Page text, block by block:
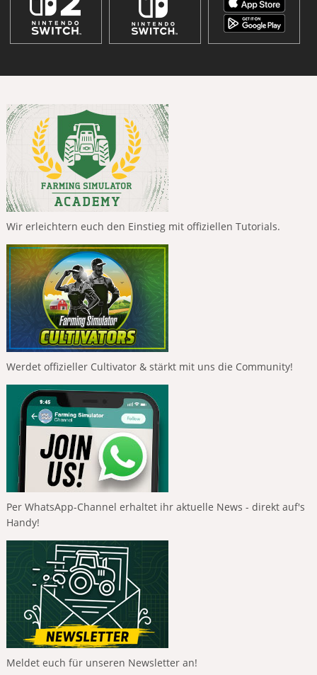
Wir erleichtern euch den Einstieg mit offiziellen Tutorials.
Werdet offizieller Cultivator & stärkt mit uns die Community!
Per WhatsApp-Channel erhaltet ihr aktuelle News - direkt auf's
Handy!
Meldet euch für unseren Newsletter an!